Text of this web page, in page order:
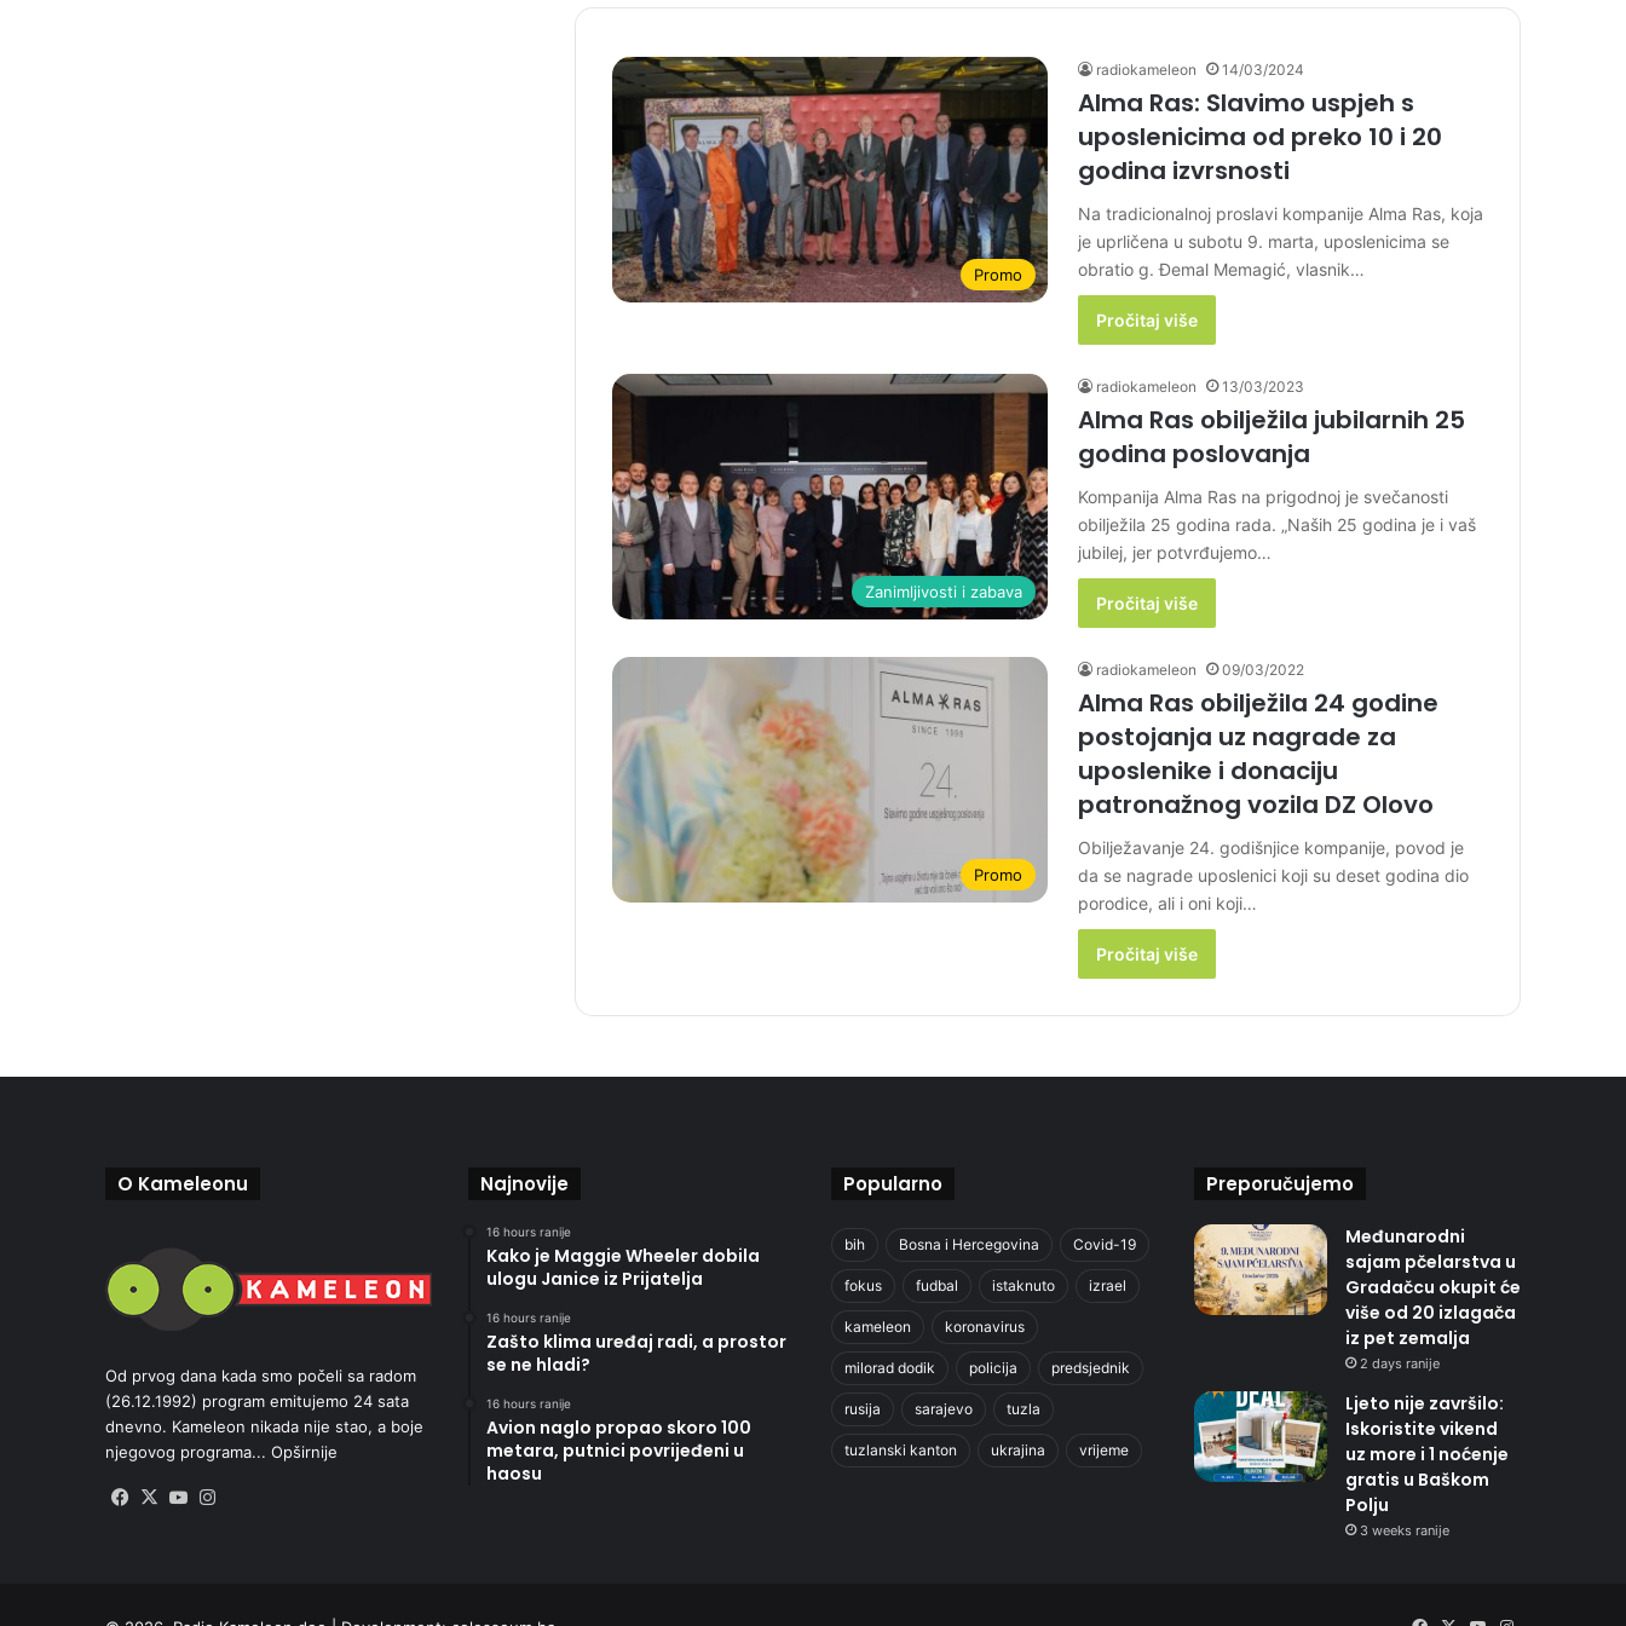
Promo
radiokameleon 14/03/2024
Alma Ras: Slavimo uspjeh s
uposlenicima od preko 10 i 20
godina izvrsnosti
Na tradicionalnoj proslavi kompanije Alma Ras, koja
je uprličena u subotu 9. marta, uposlenicima se
obratio g. Đemal Memagić, vlasnik…
Pročitaj više
Zanimljivosti i zabava
radiokameleon 13/03/2023
Alma Ras obilježila jubilarnih 25
godina poslovanja
Kompanija Alma Ras na prigodnoj je svečanosti
obilježila 25 godina rada. „Naših 25 godina je i vaš
jubilej, jer potvrđujemo…
Pročitaj više
Promo
radiokameleon 09/03/2022
Alma Ras obilježila 24 godine
postojanja uz nagrade za
uposlenike i donaciju
patronažnog vozila DZ Olovo
Obilježavanje 24. godišnjice kompanije, povod je
da se nagrade uposlenici koji su deset godina dio
porodice, ali i oni koji…
Pročitaj više
O Kameleonu
Od prvog dana kada smo počeli sa radom
(26.12.1992) program emitujemo 24 sata
dnevno. Kameleon nikada nije stao, a boje
njegovog programa... Opširnije
Facebook
X YouTube
Najnovije
16 hours ranije
Kako je Maggie Wheeler dobila
ulogu Janice iz Prijatelja
16 hours ranije
Zašto klima uređaj radi, a prostor
se ne hladi?
16 hours ranije
Avion naglo propao skoro 100
metara, putnici povrijeđeni u
haosu
Popularno
bih Bosna i Hercegovina Covid-19
fokus fudbal istaknuto izrael
kameleon koronavirus
milorad dodik policija predsjednik
rusija sarajevo tuzla
tuzlanski kanton ukrajina vrijeme
Preporučujemo
Međunarodni
sajam pčelarstva u
Gradačcu okupit će
više od 20 izlagača
iz pet zemalja
2 days ranije
Ljeto nije završilo:
Iskoristite vikend
uz more i 1 noćenje
gratis u Baškom
Polju
3 weeks ranije